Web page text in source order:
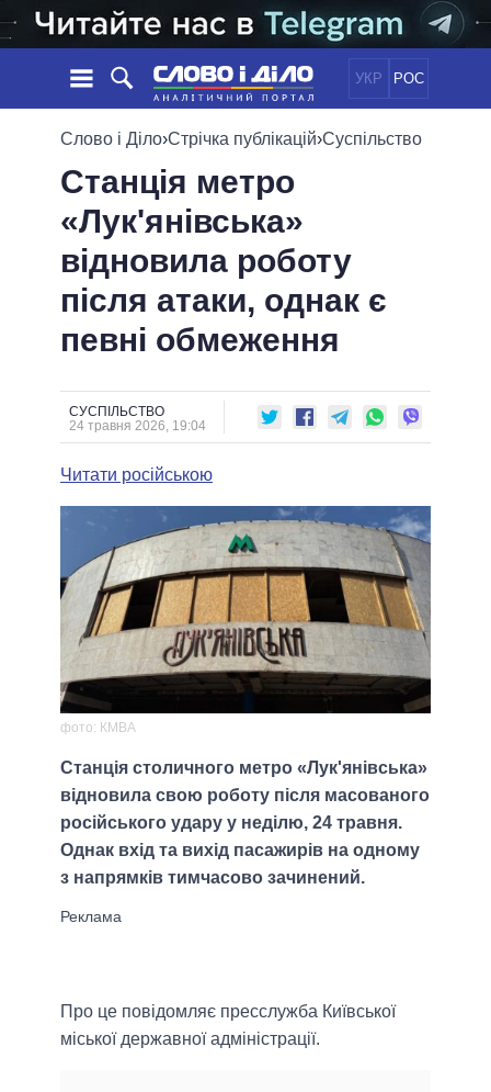
УКР РОС
НОВИНИ
СТРІЧКА
ПОДІЇ
СТАТТІ
ДУМКИ
ОГЛЯДИ
ДАЙДЖЕСТИ
ПОЛІТИКА
ЕКОНОМІКА
СУСПІЛЬСТВО
ОБIЦЯНКИ
ПОЛIТИКИ
УСІ ПОЛІТИКИ
ПРЕЗИДЕНТ І ОФІС
ВЕРХОВНА РАДА
ГОЛОВИ ОБЛАДМІНІСТРАЦІЙ
МЕРИ МІСТ
ВСІ ПЕРСОНИ
ІНФОГРАФІКА
ВІДЕО
ПОРІВНЯННЯ ПОЛІТИКІВ
Слово і Діло›Стрічка публікацій›Суспільство
Станція метро
«Лук'янівська»
відновила роботу
після атаки, однак є
певні обмеження
СУСПІЛЬСТВО
24 травня 2026, 19:04
Читати російською
фото: КМВА
Станція столичного метро «Лук'янівська»
відновила свою роботу після масованого
російського удару у неділю, 24 травня.
Однак вхід та вихід пасажирів на одному
з напрямків тимчасово зачинений.
Про це повідомляє пресслужба Київської
міської державної адміністрації.